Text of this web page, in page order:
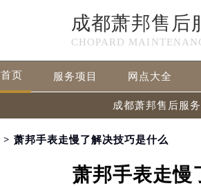
成都萧邦售后
CHOPARD
首页 服务项目 网点大全
成都萧邦售后服
> 萧邦手表走慢了解决技巧是什么
萧邦手表走慢